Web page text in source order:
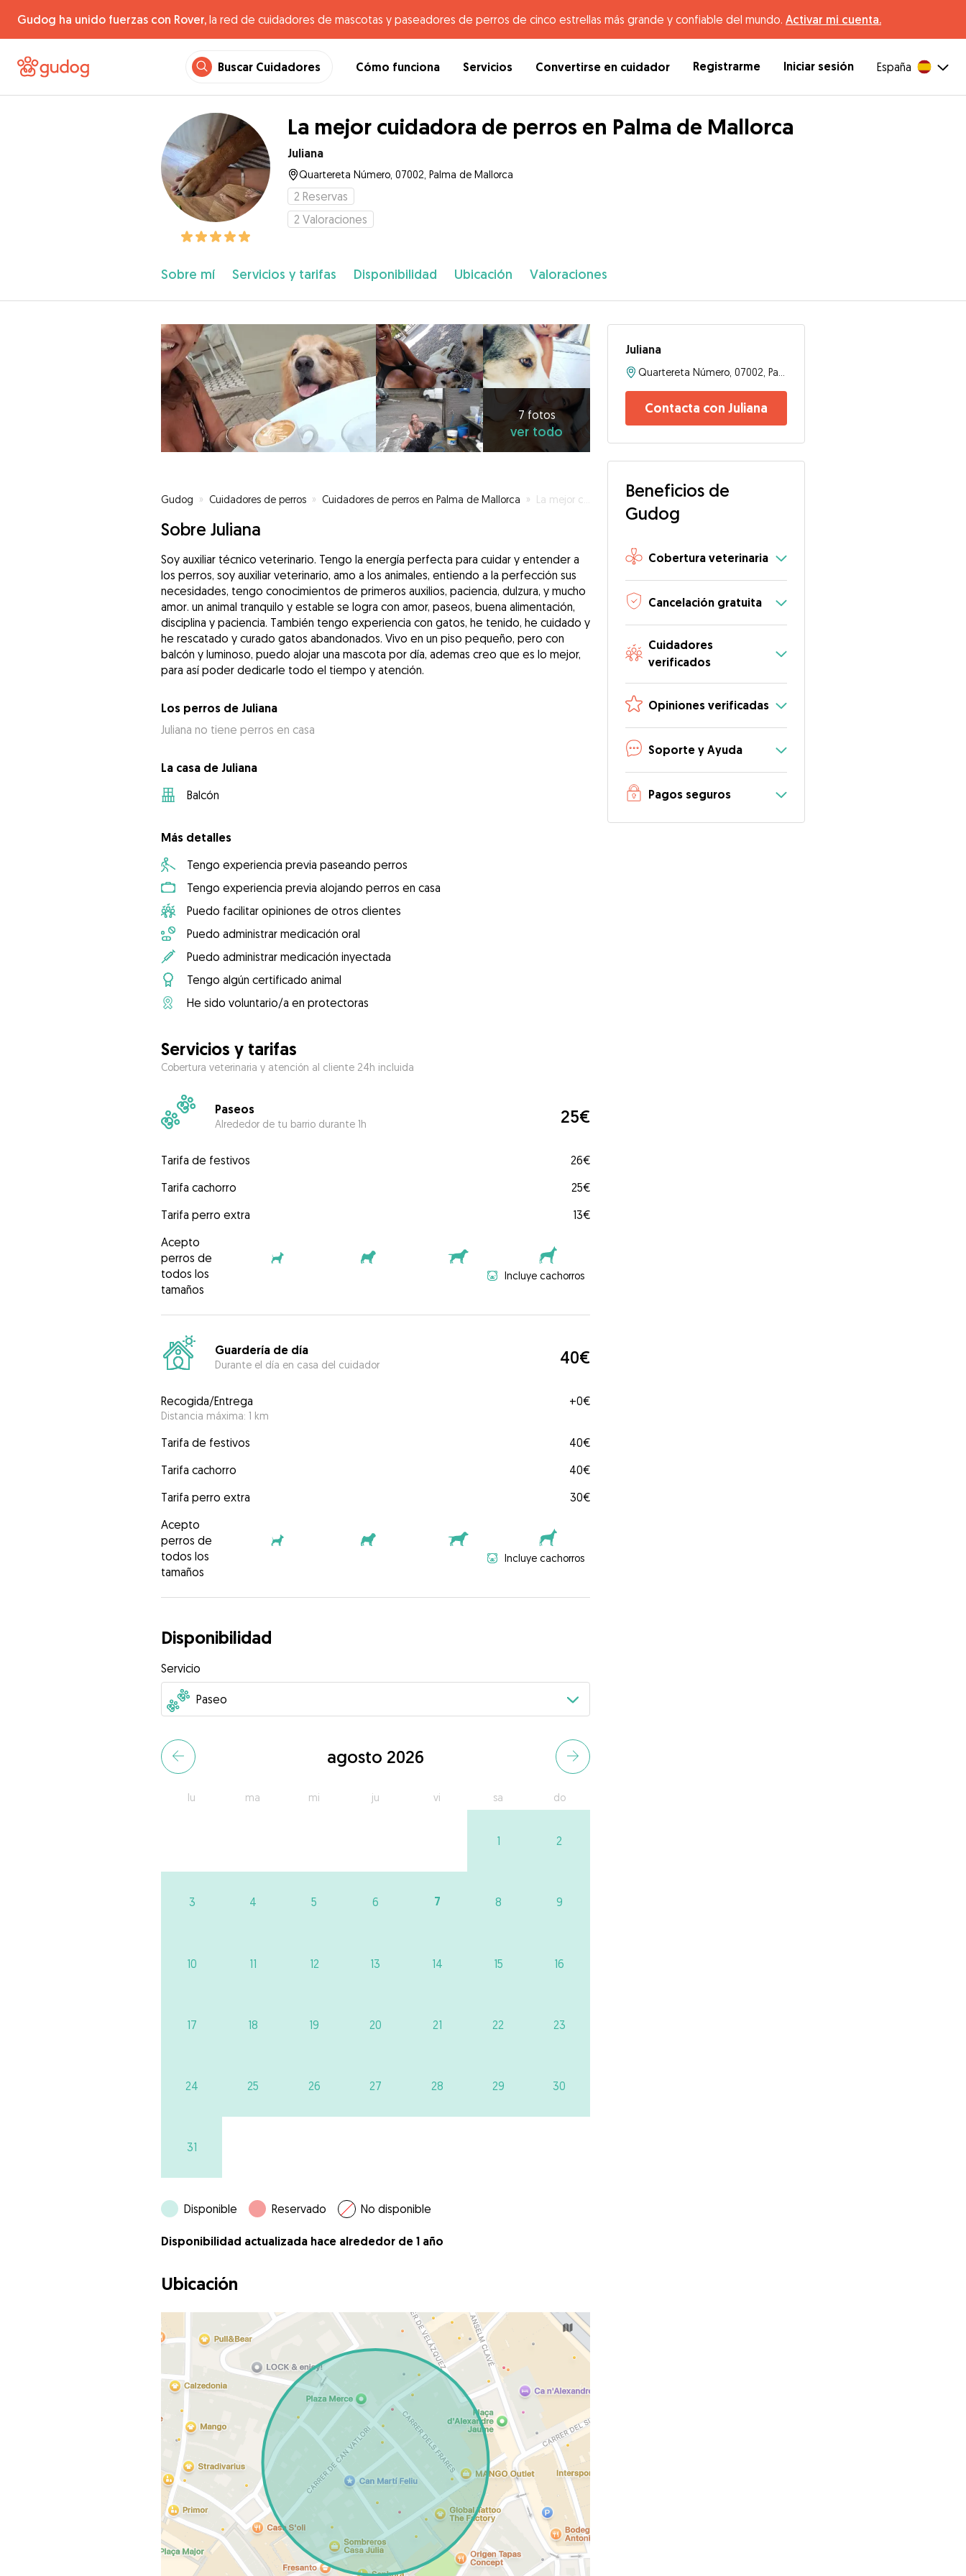
Gudog ha unido fuerzas con Rover, la red de cuidadores de mascotas y paseadores de perros de cinco estrellas más grande y confiable del mundo. Activar mi cuenta.
Buscar Cuidadores Cómo funciona Servicios Convertirse en cuidador Registrarme Iniciar sesión España
La mejor cuidadora de perros en Palma de Mallorca
Juliana
Quartereta Número, 07002, Palma de Mallorca
2 Reservas
2 Valoraciones
Sobre mí Servicios y tarifas Disponibilidad Ubicación Valoraciones
7 fotos
ver todo
Gudog » Cuidadores de perros » Cuidadores de perros en Palma de Mallorca » La mejor cuidadora de perros en Palma de Mallorca
Sobre Juliana
Soy auxiliar técnico veterinario. Tengo la energía perfecta para cuidar y entender a
los perros, soy auxiliar veterinario, amo a los animales, entiendo a la perfección sus
necesidades, tengo conocimientos de primeros auxilios, paciencia, dulzura, y mucho
amor. un animal tranquilo y estable se logra con amor, paseos, buena alimentación,
disciplina y paciencia. También tengo experiencia con gatos, he tenido, he cuidado y
he rescatado y curado gatos abandonados. Vivo en un piso pequeño, pero con
balcón y luminoso, puedo alojar una mascota por día, ademas creo que es lo mejor,
para así poder dedicarle todo el tiempo y atención.
Los perros de Juliana
Juliana no tiene perros en casa
La casa de Juliana
Balcón
Más detalles
Tengo experiencia previa paseando perros
Tengo experiencia previa alojando perros en casa
Puedo facilitar opiniones de otros clientes
Puedo administrar medicación oral
Puedo administrar medicación inyectada
Tengo algún certificado animal
He sido voluntario/a en protectoras
Servicios y tarifas
Cobertura veterinaria y atención al cliente 24h incluida
Paseos
Alrededor de tu barrio durante 1h 25€
Tarifa de festivos
26€
Tarifa cachorro
25€
Tarifa perro extra
13€
Acepto
perros de
todos los
tamaños
Incluye cachorros
Guardería de día
Durante el día en casa del cuidador 40€
Recogida/Entrega
Distancia máxima: 1 km
+0€
Tarifa de festivos
40€
Tarifa cachorro
40€
Tarifa perro extra
30€
Acepto
perros de
todos los
tamaños
Incluye cachorros
Disponibilidad
Servicio
agosto 2026
lu ma mi ju vi sa do
1 2
3 4 5 6 7 8 9
10 11 12 13 14 15 16
17 18 19 20 21 22 23
24 25 26 27 28 29 30
31
Disponible Reservado No disponible
Disponibilidad actualizada hace alrededor de 1 año
Ubicación
Juliana
Contacta con Juliana
Beneficios de
Gudog
Cobertura veterinaria
Cancelación gratuita
Cuidadores
verificados
Opiniones verificadas
Soporte y Ayuda
Pagos seguros